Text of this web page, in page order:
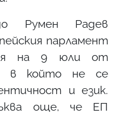
Румен Радев
парламент
на 9 юли от
в който не се
и език.
още, че ЕП